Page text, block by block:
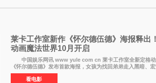
莱卡工作室新作《怀尔德伍德》海报释出
动画魔法世界10月开启
中国娱乐网讯 www yule com cn 莱卡工作室全新定格动
《怀尔德伍德》发布首款海报，女孩为找回弟弟走入黑暗、
魔法世界，一场关于勇气与亲情的奇幻冒险即将展开。 本
看电影